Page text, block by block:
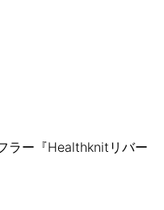
ラー『Healthknitリバー